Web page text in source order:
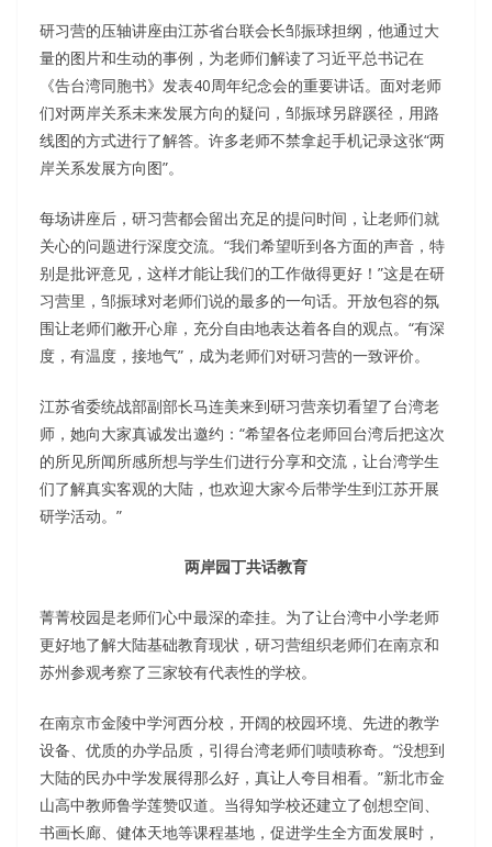
研习营的压轴讲座由江苏省台联会长邹振球担纲，他通过大
量的图片和生动的事例，为老师们解读了习近平总书记在
《告台湾同胞书》发表40周年纪念会的重要讲话。面对老师
们对两岸关系未来发展方向的疑问，邹振球另辟蹊径，用路
线图的方式进行了解答。许多老师不禁拿起手机记录这张“两
岸关系发展方向图”。
每场讲座后，研习营都会留出充足的提问时间，让老师们就
关心的问题进行深度交流。“我们希望听到各方面的声音，特
别是批评意见，这样才能让我们的工作做得更好！”这是在研
习营里，邹振球对老师们说的最多的一句话。开放包容的氛
围让老师们敝开心扉，充分自由地表达着各自的观点。“有深
度，有温度，接地气”，成为老师们对研习营的一致评价。
江苏省委统战部副部长马连美来到研习营亲切看望了台湾老
师，她向大家真诚发出邀约：“希望各位老师回台湾后把这次
的所见所闻所感所想与学生们进行分享和交流，让台湾学生
们了解真实客观的大陆，也欢迎大家今后带学生到江苏开展
研学活动。”
两岸园丁共话教育
菁菁校园是老师们心中最深的牵挂。为了让台湾中小学老师
更好地了解大陆基础教育现状，研习营组织老师们在南京和
苏州参观考察了三家较有代表性的学校。
在南京市金陵中学河西分校，开阔的校园环境、先进的教学
设备、优质的办学品质，引得台湾老师们啧啧称奇。“没想到
大陆的民办中学发展得那么好，真让人夸目相看。”新北市金
山高中教师鲁学莲赞叹道。当得知学校还建立了创想空间、
书画长廊、健体天地等课程基地，促进学生全方面发展时，